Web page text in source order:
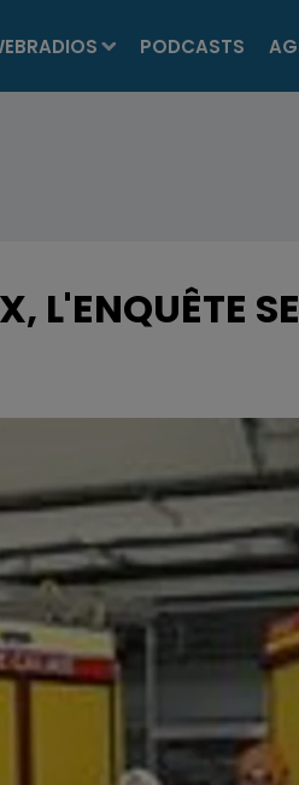
PODCASTS
L'ENQUÊTE SE